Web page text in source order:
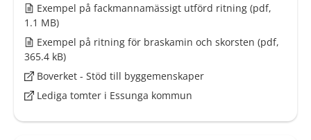
Exempel på fackmannamässigt utförd ritning (pdf,
1.1 MB)
Exempel på ritning för braskamin och skorsten (pdf,
365.4 kB)
Boverket - Stöd till byggemenskaper
Lediga tomter i Essunga kommun